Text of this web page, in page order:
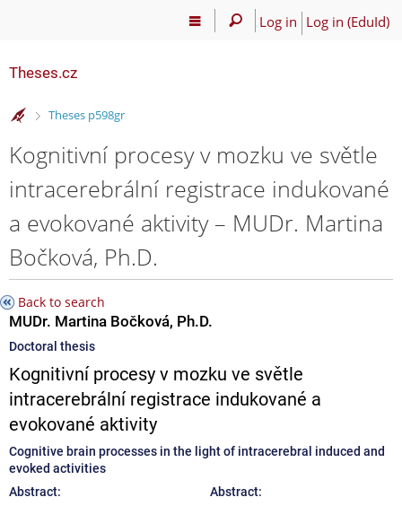
Log in Log in (EduId)
Theses.cz
>
Theses p598gr
Kognitivní procesy v mozku ve světle
intracerebrální registrace indukované
a evokované aktivity – MUDr. Martina
Bočková, Ph.D.
Back to search
MUDr. Martina Bočková, Ph.D.
Doctoral thesis
Kognitivní procesy v mozku ve světle
intracerebrální registrace indukované a
evokované aktivity
Cognitive brain processes in the light of intracerebral induced and
evoked activities
Abstract:
Abstract: